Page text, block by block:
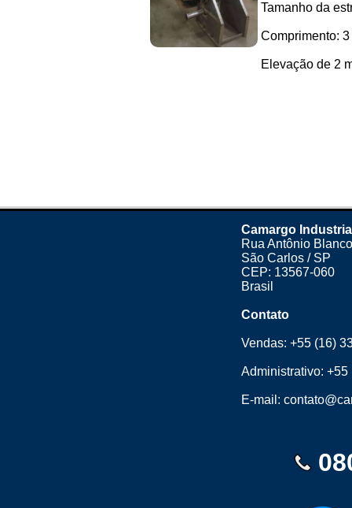
Tamanho da
Comprimento:
Elevação de 2
Camargo
Rua Antônio
São Carlos / SP
CEP: 13567-060
Brasil
Contato
Vendas:+55 (16)
Administrativo:+55
E-mail: